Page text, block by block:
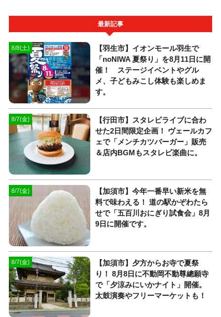
最新記事
8/8(土)
【羽生市】イオンモール羽生で
「noNIWA 夏祭り」を8月11日に開
催！ ステージイベントやグル
メ、子どもみこし体験も楽しめま
す。
8/7(金)
【行田市】スタレビライブに合わ
せた2日間限定企画！ ヴェールカフ
ェで「メンチカツバーガー」販売
＆店内BGMもスタレビ楽曲に。
8/7(金)
【加須市】今年一番早い新米を無
料で味わえる！ 道の駅かぞわたら
せで「五百川おにぎり試食会」8月
9日に開催です。
8/7(金)
【加須市】夕方からお寺で夏祭
り！ 8月8日に不動岡不動尊總願寺
で「夕涼みにいかナイト」開催。
太鼓演奏やフリーマーケットも！